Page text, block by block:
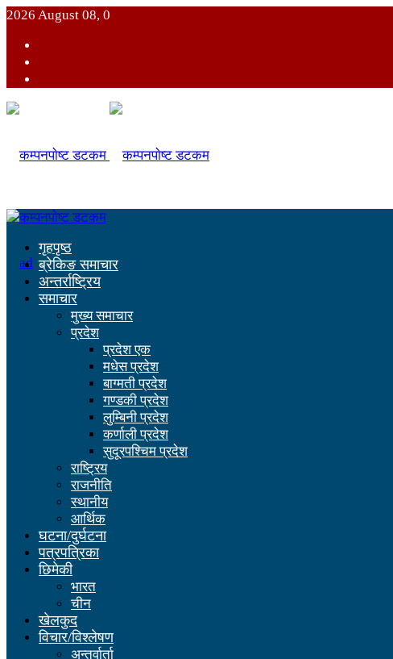
2026 August 08, 0
गृहपृष्ठ
ब्रेकिङ समाचार
अन्तर्राष्ट्रिय
समाचार
मुख्य समाचार
प्रदेश
प्रदेश एक
मधेस प्रदेश
बाग्मती प्रदेश
गण्डकी प्रदेश
लुम्बिनी प्रदेश
कर्णाली प्रदेश
सुदूरपश्चिम प्रदेश
राष्ट्रिय
राजनीति
स्थानीय
आर्थिक
घटना/दुर्घटना
पत्रपत्रिका
छिमेकी
भारत
चीन
खेलकुद
विचार/विश्लेषण
अन्तर्वार्ता